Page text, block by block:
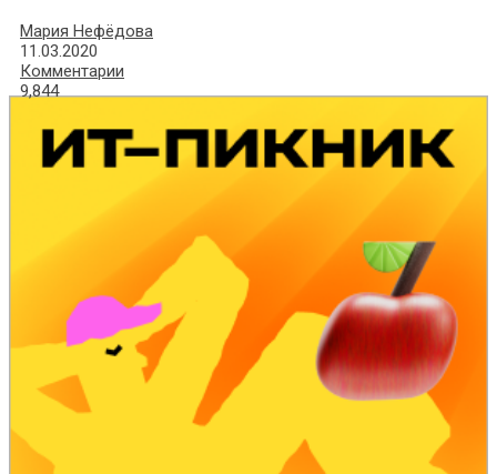
Мария Нефёдова
11.03.2020
Комментарии
9,844